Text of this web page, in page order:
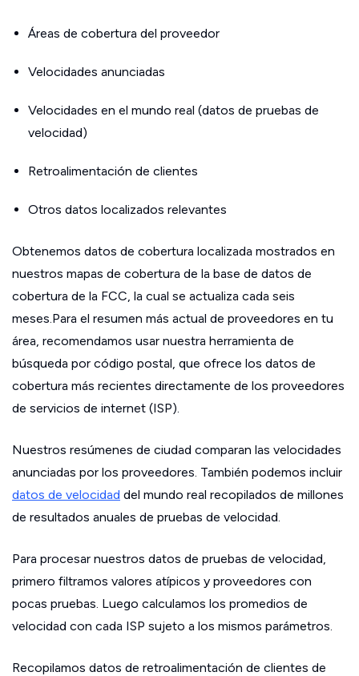
Áreas de cobertura del proveedor
Velocidades anunciadas
Velocidades en el mundo real (datos de pruebas de
velocidad)
Retroalimentación de clientes
Otros datos localizados relevantes
Obtenemos datos de cobertura localizada mostrados en
nuestros mapas de cobertura de la base de datos de
cobertura de la FCC, la cual se actualiza cada seis
meses.Para el resumen más actual de proveedores en tu
área, recomendamos usar nuestra herramienta de
búsqueda por código postal, que ofrece los datos de
cobertura más recientes directamente de los proveedores
de servicios de internet (ISP).
Nuestros resúmenes de ciudad comparan las velocidades
anunciadas por los proveedores. También podemos incluir
datos de velocidad del mundo real recopilados de millones
de resultados anuales de pruebas de velocidad.
Para procesar nuestros datos de pruebas de velocidad,
primero filtramos valores atípicos y proveedores con
pocas pruebas. Luego calculamos los promedios de
velocidad con cada ISP sujeto a los mismos parámetros.
Recopilamos datos de retroalimentación de clientes de